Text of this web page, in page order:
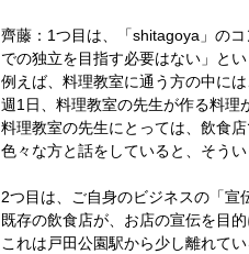
齊藤：1つ目は、「shitagoya」の
での独立を目指す必要はない」とい
例えば、料理教室に通う方の中に
週1日、料理教室の先生が作る料理
料理教室の先生にとっては、飲食
色々な方と話をしていると、そう
2つ目は、ご自身のビジネスの「宣
既存の飲食店が、お店の宣伝を目
これは戸田公園駅から少し離れて